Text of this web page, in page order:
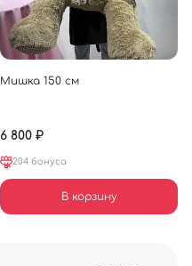
Мишка 150 см
6 800 ₽
204 бонуса
В корзину